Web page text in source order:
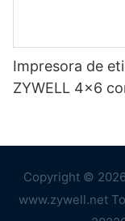
Impresora de
ZYWELL 4x6
Copyright ©
www.zywell.net